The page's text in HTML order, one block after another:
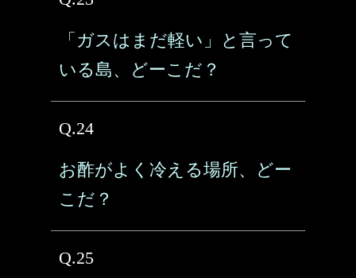
「ガスはまだ軽い」と言って
いる島、どーこだ？
Q.24
お酢がよく冷える場所、どー
こだ？
Q.25